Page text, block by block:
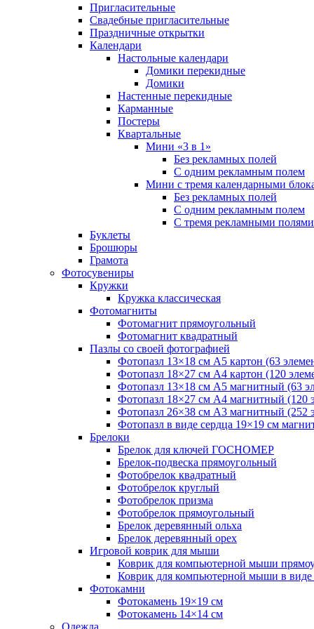
Пригласительные
Свадебные пригласительные
Праздничные открытки
Календари
Настольные календари
Домики перекидные
Домики
Настенные перекидные
Карманные
Постеры
Квартальные
Мини «3 в 1»
Без рекламных полей
С одним рекламным полем
Мини с тремя календарными
Без рекламных полей
С одним рекламным полем
С тремя рекламными полями
Буклеты
Брошюры
Грамота
Фотосувениры
Кружки
Кружка классическая
Фотомагниты
Фотомагнит прямоугольный
Фотомагнит квадратный
Пазлы со своей фотографией
Фотопазл 13×18 см А5 картон (63
Фотопазл 18×27 см А4 картон (120
Фотопазл 13×18 см А5 магнитный (63
Фотопазл 18×27 см А4 магнитный (120
Фотопазл 26×38 см А3 магнитный (252
Фотопазл в виде сердца 19×19 см
Брелоки
Брелок для ключей ГОСНОМЕР
Брелок-подвеска прямоугольный
Фотобрелок квадратный
Фотобрелок круглый
Фотобрелок призма
Фотобрелок прямоугольный
Брелок деревянный ольха
Брелок деревянный орех
Игровой коврик для мыши
Коврик для компьютерной мыши
Коврик для компьютерной мыши в виде
Фотокамни
Фотокамень 19×19 см
Фотокамень 14×14 см
Одежда